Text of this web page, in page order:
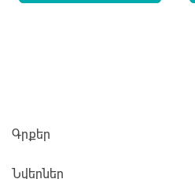
Գրքեր
Նվերներ